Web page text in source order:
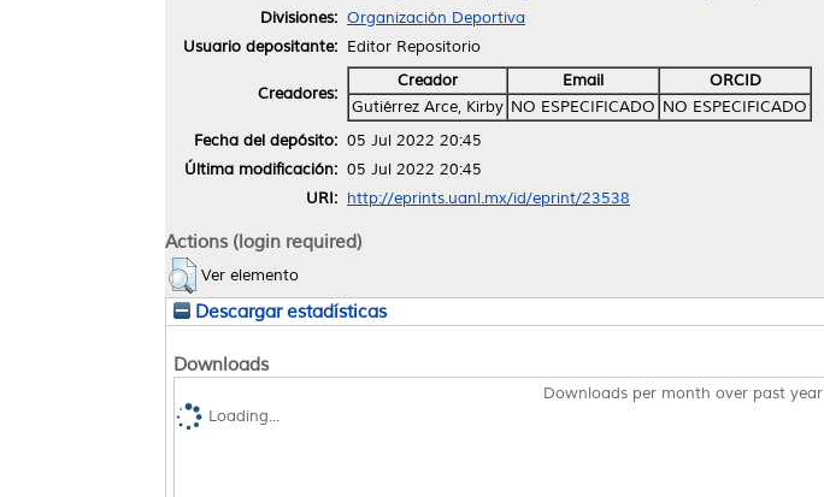
Divisiones: Organización Deportiva
Usuario depositante: Editor Repositorio
Creadores:
Creador Email
ORCID
Gutiérrez Arce, Kirby NO ESPECIFICADO NO ESPECIFICADO
Fecha del depósito: 05 Jul 2022 20:45
Última modificación: 05 Jul 2022 20:45
URI: http://eprints.uanl.mx/id/eprint/23538
Actions (login required)
Ver elemento
Descargar estadísticas
Downloads
Downloads per month over past year
Loading...